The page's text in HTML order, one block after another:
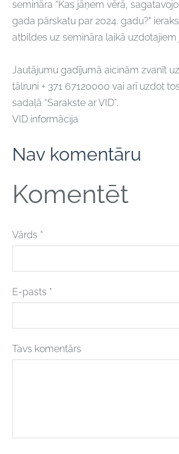
semināra “Kas jāņem vērā,
gada pārskatu par 2024. gadu?"
atbildes uz semināra laikā uzdotajiem
Jautājumu gadījumā aicinām zvanīt
tālruni + 371 67120000 vai arī uzdot
sadaļā “Sarakste ar VID”.
VID informācija
Nav komentāru
Komentēt
Vārds *
E-pasts *
Tavs komentārs